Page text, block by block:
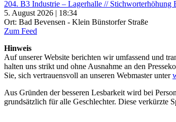
204. B3 Industrie – Lagerhalle // Stichworterhöhung
5. August 2026 | 18:34
Ort: Bad Bevensen - Klein Bünstorfer Straße
Zum Feed
Hinweis
Auf unserer Website berichten wir umfassend und
halten uns strikt und ohne Ausnahme an den
Sie, sich vertrauensvoll an unseren Webmaster unter
Aus Gründen der besseren Lesbarkeit wird bei
grundsätzlich für alle Geschlechter. Diese verkürzte